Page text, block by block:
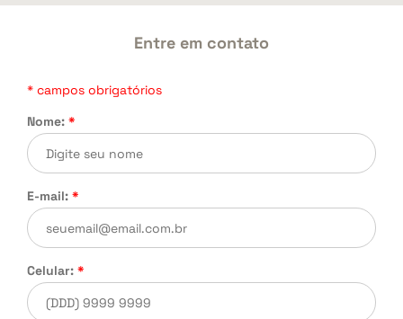
Entre em contato
* campos obrigatórios
Nome: *
E-mail: *
Celular: *